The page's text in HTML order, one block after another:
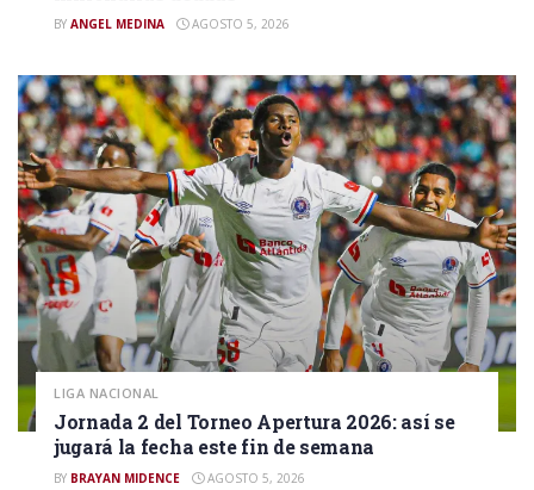
BY ANGEL MEDINA AGOSTO 5, 2026
LIGA NACIONAL
Jornada 2 del Torneo Apertura 2026: así se
jugará la fecha este fin de semana
BY BRAYAN MIDENCE AGOSTO 5, 2026